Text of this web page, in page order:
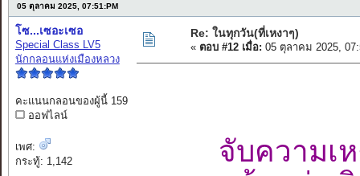
05 ตุลาคม 2025, 07:51:PM
โซ...เซอะเซอ
Special Class LV5
นักกลอนแห่งเมืองหลวง
คะแนนกลอนของผู้นี้ 159
ออฟไลน์
เพศ:
กระทู้: 1,142
Re: ในทุกวัน(ที่เหงาๆ)
« ตอบ #12 เมื่อ: 05 ตุลาคม 2025,
จับความเ